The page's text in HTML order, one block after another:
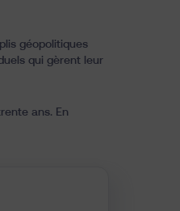
géopolitiques
qui gèrent leur
ans. En